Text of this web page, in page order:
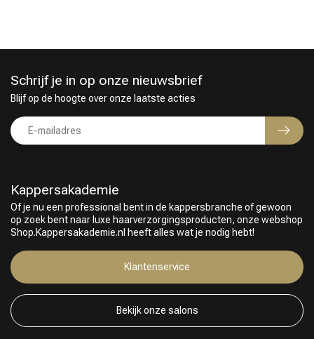
Kappersakademie
Of je nu een professional bent in de kappersbranche of gewoon
op zoek bent naar luxe haarverzorgingsproducten, onze webshop
Shop.Kappersakademie.nl heeft alles wat je nodig hebt!
Klantenservice
Bekijk onze salons
Schrijf je in op onze nieuwsbrief
Blijf op de hoogte over onze laatste acties